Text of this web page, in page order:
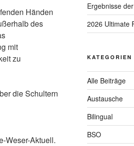
Händen
des
mit
zu
die Schultern
Weser-Aktuell.
Ergebnisse
2026 Ultimate
KATEGORIEN
Alle Beiträge
Austausche
Bilingual
BSO